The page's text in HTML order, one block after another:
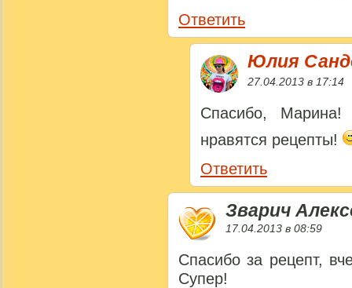
Ответить
Юлия
27.04.2013 в 17:14
Спасибо,
нравятся рецепты!
Ответить
Зварич
17.04.2013 в 08:59
Спасибо за рецепт,
Супер!